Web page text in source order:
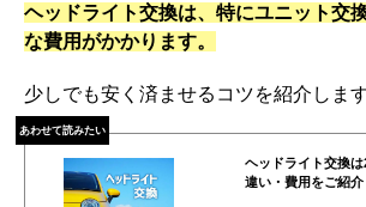
ヘッドライト交換は、特にユニット交
な費用がかかります。
少しでも安く済ませるコツを紹介します
あわせて読みたい
ヘッドライト交換
違い・費用をご紹介